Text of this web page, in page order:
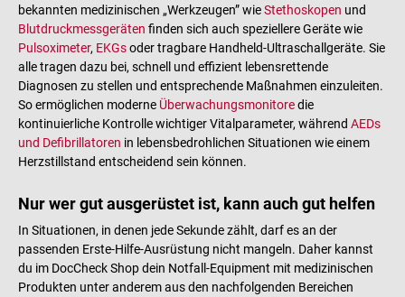
bekannten medizinischen „Werkzeugen” wieStethoskopen und
Blutdruckmessgeräten finden sich auch speziellere Geräte wie
Pulsoximeter, EKGsoder tragbare Handheld-Ultraschallgeräte. Sie
alle tragen dazu bei, schnell und effizient lebensrettende
Diagnosen zu stellen und entsprechende Maßnahmen einzuleiten.
So ermöglichen moderne Überwachungsmonitoredie
kontinuierliche Kontrolle wichtiger Vitalparameter, während AEDs
und Defibrillatoren in lebensbedrohlichen Situationen wie einem
Herzstillstand entscheidend sein können.
Nur wer gut ausgerüstet ist, kann auch gut helfen
In Situationen, in denen jede Sekunde zählt, darf es an der
passenden Erste-Hilfe-Ausrüstung nicht mangeln. Daher kannst
du im DocCheck Shop dein Notfall-Equipment mit medizinischen
Produkten unter anderem aus den nachfolgenden Bereichen